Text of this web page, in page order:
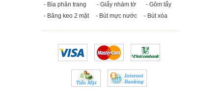
- Bìa phân trang
- Giấy nhám tờ
- Gôm tẩy
- Băng keo 2 mặt
- Bút mực nước - Bút xóa